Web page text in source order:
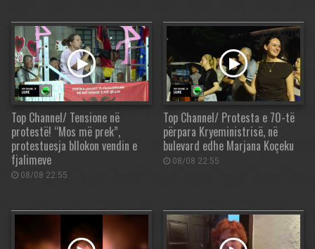
Top Channel/ Tensione në
protestë! “Mos më prek”,
protestuesja bllokon vendin e
fjalimeve
08/08 22:55
Top Channel/ Protesta e 70-të
përpara Kryeministrisë, në
bulevard edhe Marjana Koçeku
08/08 22:55